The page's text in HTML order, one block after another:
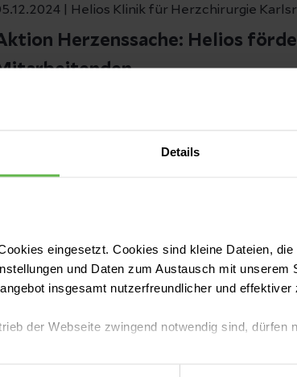
| Helios Klinik für Herzchirurgie
Herzenssache: Helios
Ehrenamt ist aller Ehren wert.
der Aktion „Herzenssache“ drei
Frauenherzen anders
heutigen Go Red for Women Day